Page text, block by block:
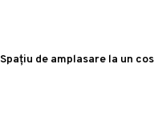
Spațiu de amplasare la un